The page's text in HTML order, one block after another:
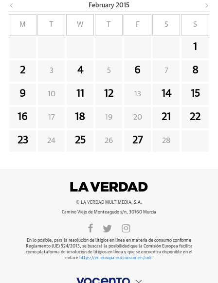
February 2015
M W F S S
1
2 3 4 5 6 7 8
9 10 11 12 13 14 15
16 17 18 19 20 21 22
23 24 25 26 27 28
© LA VERDAD MULTIMEDIA, S.A.
Camino Viejo de Monteagudo s/n, 30160 Murcia
En lo posible, para la resolución de litigios en línea en materia de consumo conforme
Reglamento (UE) 524/2013, se buscará la posibilidad que la Comisión Europea facilita
como plataforma de resolución de litigios en línea y que se encuentra disponible en el
enlace https://ec.europa.eu/consumers/odr.